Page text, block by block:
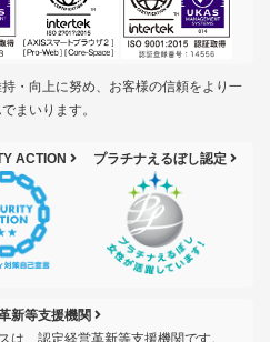
・向上に努め、お客様の信頼をより一
まいります。
ACTION プラチナえるぼし認定
新等支援機関
は、認定経営革新等支援機関です。